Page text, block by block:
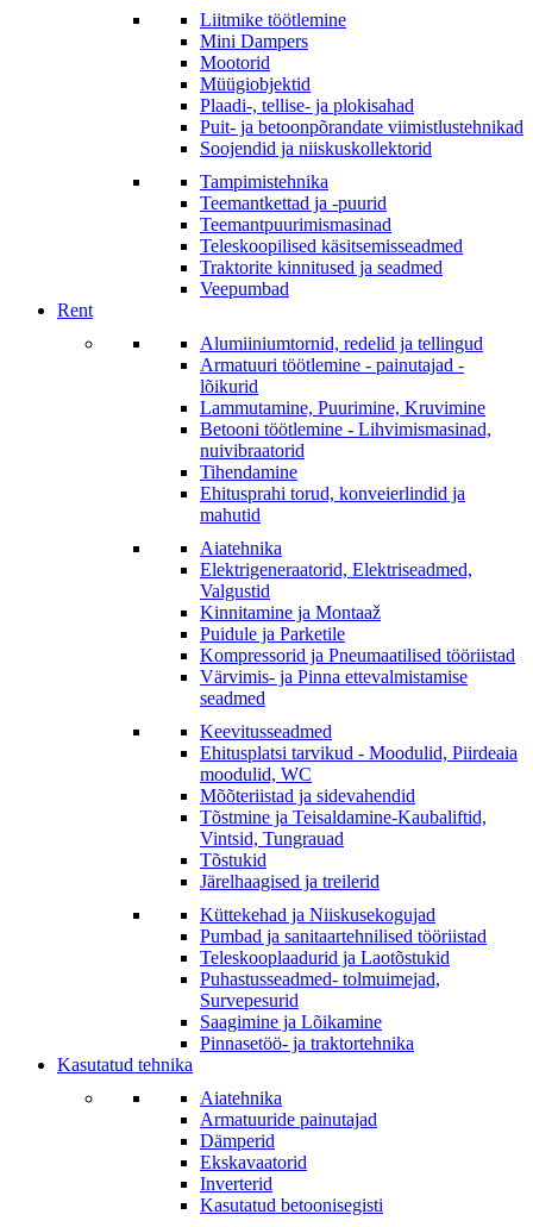
Liitmike töötlemine
Mini Dampers
Mootorid
Müügiobjektid
Plaadi-, tellise- ja plokisahad
Puit- ja betoonpõrandate viimistlustehnikad
Soojendid ja niiskuskollektorid
Tampimistehnika
Teemantkettad ja -puurid
Teemantpuurimismasinad
Teleskoopilised käsitsemisseadmed
Traktorite kinnitused ja seadmed
Veepumbad
Rent
Alumiiniumtornid, redelid ja tellingud
Armatuuri töötlemine - painutajad -
lõikurid
Lammutamine, Puurimine, Kruvimine
Betooni töötlemine - Lihvimismasinad,
nuivibraatorid
Tihendamine
Ehitusprahi torud, konveierlindid ja
mahutid
Aiatehnika
Elektrigeneraatorid, Elektriseadmed,
Valgustid
Kinnitamine ja Montaaž
Puidule ja Parketile
Kompressorid ja Pneumaatilised tööriistad
Värvimis- ja Pinna ettevalmistamise
seadmed
Keevitusseadmed
Ehitusplatsi tarvikud - Moodulid, Piirdeaia
moodulid, WC
Mõõteriistad ja sidevahendid
Tõstmine ja Teisaldamine-Kaubaliftid,
Vintsid, Tungrauad
Tõstukid
Järelhaagised ja treilerid
Küttekehad ja Niiskusekogujad
Pumbad ja sanitaartehnilised tööriistad
Teleskooplaadurid ja Laotõstukid
Puhastusseadmed- tolmuimejad,
Survepesurid
Saagimine ja Lõikamine
Pinnasetöö- ja traktortehnika
Kasutatud tehnika
Aiatehnika
Armatuuride painutajad
Dämperid
Ekskavaatorid
Inverterid
Kasutatud betoonisegisti